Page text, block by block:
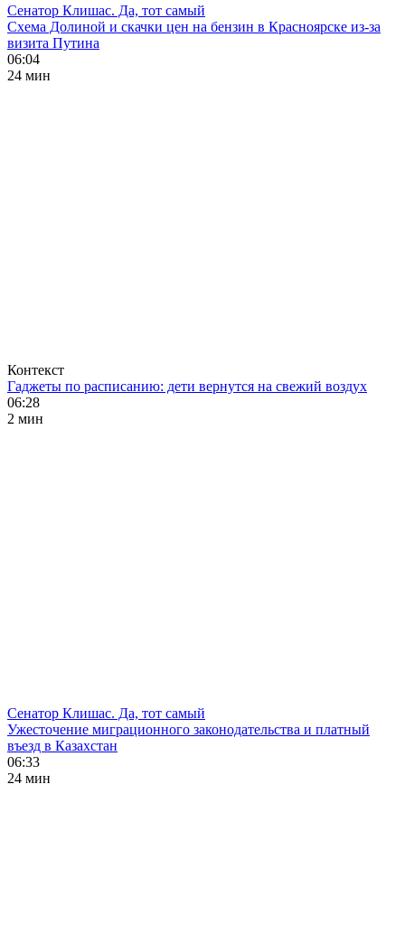
Сенатор Клишас. Да, тот самый
Схема Долиной и скачки цен на бензин в Красноярске из-за
визита Путина
06:04
24 мин
Контекст
Гаджеты по расписанию: дети вернутся на свежий воздух
06:28
2 мин
Сенатор Клишас. Да, тот самый
Ужесточение миграционного законодательства и платный
въезд в Казахстан
06:33
24 мин